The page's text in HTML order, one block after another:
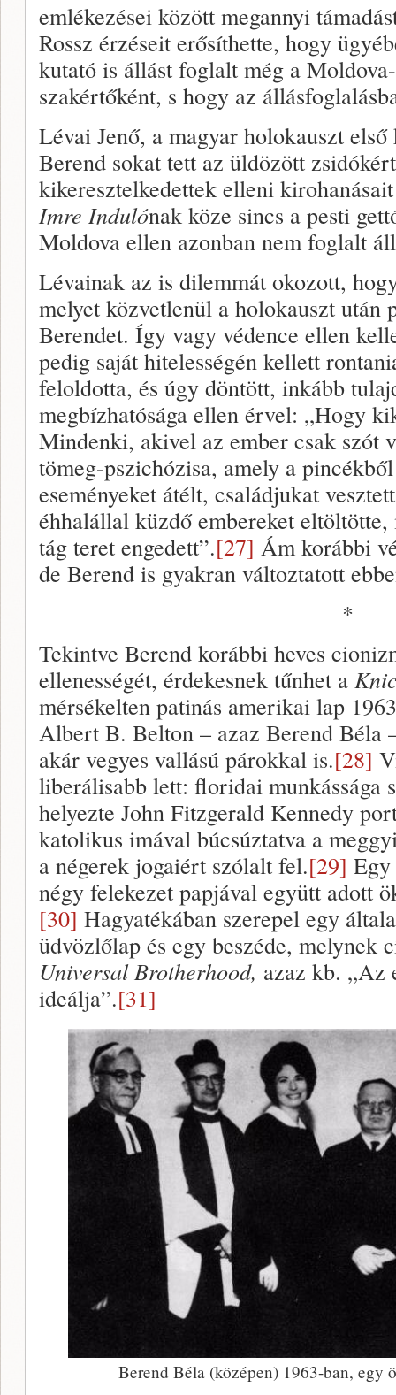
emlékezései között megannyi
Rossz érzéseit erősíthette, hogy
kutató is állást foglalt még a
szakértőként, s hogy az
Lévai Jenő, a magyar holokauszt
Berend sokat tett az üldözött
kikeresztelkedettek elleni
Imre Indulónak köze sincs a pesti
Moldova ellen azonban nem foglalt
Lévainak az is dilemmát okozott,
melyet közvetlenül a holokauszt után
Berendet. Így vagy védence ellen
pedig saját hitelességén kellett
feloldotta, és úgy döntött, inkább
megbízhatósága ellen érvel: „Hogy
Mindenki, akivel az ember csak szót
tömeg-pszichózisa, amely a
eseményeket átélt, családjukat
éhhalállal küzdő embereket
tág teret engedett”.[27] Ám korábbi
de Berend is gyakran változtatott
*
Tekintve Berend korábbi heves
ellenességét, érdekesnek tűnhet a
mérsékelten patinás amerikai lap
Albert B. Belton – azaz Berend Béla
akár vegyes vallású párokkal is.[28]
liberálisabb lett: floridai munkássága
helyezte John Fitzgerald Kennedy
katolikus imával búcsúztatva a
a négerek jogaiért szólalt fel.[29] Egy
négy felekezet papjával együtt adott
[30] Hagyatékában szerepel egy
üdvözlőlap és egy beszéde, melynek
Universal Brotherhood, azaz kb. „Az
ideálja”.[31]
Berend Béla (középen) 1963-ban, egy